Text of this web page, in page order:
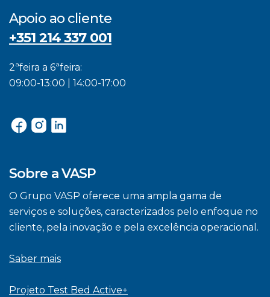
Apoio ao cliente
+351 214 337 001
2ªfeira a 6ªfeira:
09:00-13:00 | 14:00-17:00
Sobre a VASP
O Grupo VASP oferece uma ampla gama de
serviços e soluções, caracterizados pelo enfoque no
cliente, pela inovação e pela excelência operacional.
Saber mais
Projeto Test Bed Active+